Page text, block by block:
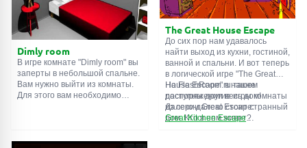
Dimly room
В игре комнате "Dimly room" вы
заперты в небольшой спальне.
Вам нужно выйти из комнаты.
Для этого вам необходимо
The Great House Escape
До сих пор нам удавалось
найти выход из кухни, гостиной,
ванной и спальни. И вот теперь
в логической игре "The Great
House Escape" в нашем
распоряжении весь дом!
Далеко-далеко стоит странный
дом. Кто в нем живет?
На FlashRoom.ru также
доступны другие игры комнаты
из серии Great Escape:
Great Kitchen Escape